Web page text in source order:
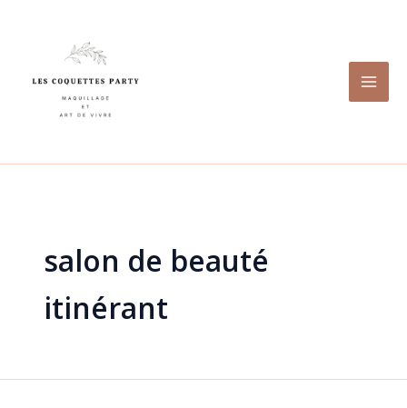
salon de beauté
itinérant